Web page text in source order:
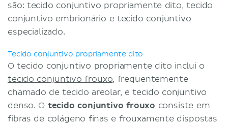
são: tecido conjuntivo propriamente dito, tecido
conjuntivo embrionário e tecido conjuntivo
especializado.
Tecido conjuntivo propriamente dito
O tecido conjuntivo propriamente dito inclui o
tecido conjuntivo frouxo, frequentemente
chamado de tecido areolar, e tecido conjuntivo
denso. O tecido conjuntivo frouxo consiste em
fibras de colágeno finas e frouxamente dispostas